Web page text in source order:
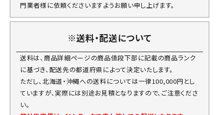
門業者様に依頼くださいますようお願い申し上げます。
※送料・配送について
送料は、商品詳細ページの商品値段下部に記載の商品ランク
に基づき、配送先の都道府県によって決定いたします。
ただし、北海道・沖縄への送料については一律100,000円とし
ていますが、実際には別途お見積となりますので、ご注意くださ
い。